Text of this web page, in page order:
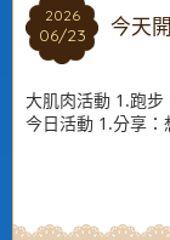
2026
06/23
2026
06/23 今天
大肌肉活動 1.跑步
今日活動 1.分享